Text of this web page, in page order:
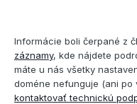
Informácie boli čerpané z
záznamy, kde nájdete
máte u nás všetky
doméne nefunguje (ani
kontaktovať technickú